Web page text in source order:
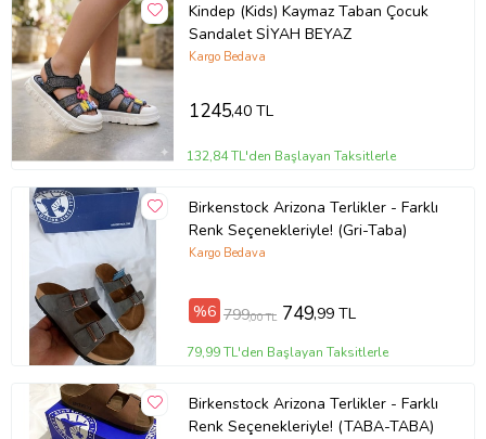
Kindep (Kids) Kaymaz Taban Çocuk
Sandalet SİYAH BEYAZ
Kargo Bedava
1245,40 TL
132,84 TL'den Başlayan Taksitlerle
Birkenstock Arizona Terlikler - Farklı
Renk Seçenekleriyle! (Gri-Taba)
Kargo Bedava
%6 799,00 TL 749,99 TL
79,99 TL'den Başlayan Taksitlerle
Birkenstock Arizona Terlikler - Farklı
Renk Seçenekleriyle! (TABA-TABA)